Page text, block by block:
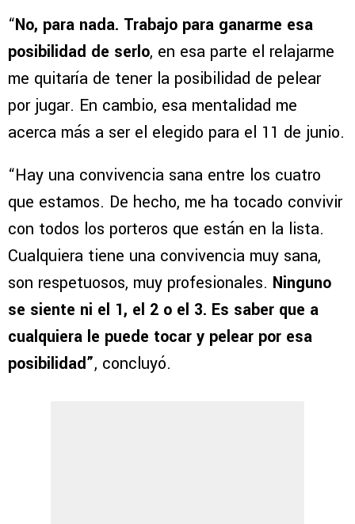
“No, para nada. Trabajo para ganarme esa
posibilidad de serlo, en esa parte el relajarme
me quitaría de tener la posibilidad de pelear
por jugar. En cambio, esa mentalidad me
acerca más a ser el elegido para el 11 de junio.
“Hay una convivencia sana entre los cuatro
que estamos. De hecho, me ha tocado convivir
con todos los porteros que están en la lista.
Cualquiera tiene una convivencia muy sana,
son respetuosos, muy profesionales. Ninguno
se siente ni el 1, el 2 o el 3. Es saber que a
cualquiera le puede tocar y pelear por esa
posibilidad”, concluyó.